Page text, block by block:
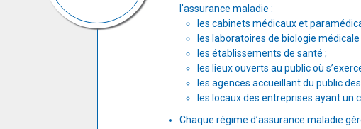
l'assurance maladie :
les cabinets médicaux et
les laboratoires de biologie médicale
les établissements de santé ;
les lieux ouverts au public où
les agences accueillant du public
les locaux des entreprises ayant un
Chaque régime d’assurance maladie